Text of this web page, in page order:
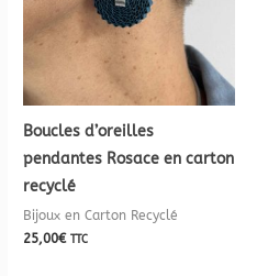
Boucles d’oreilles
pendantes Rosace en carton
recyclé
Bijoux en Carton Recyclé
25,00€ TTC